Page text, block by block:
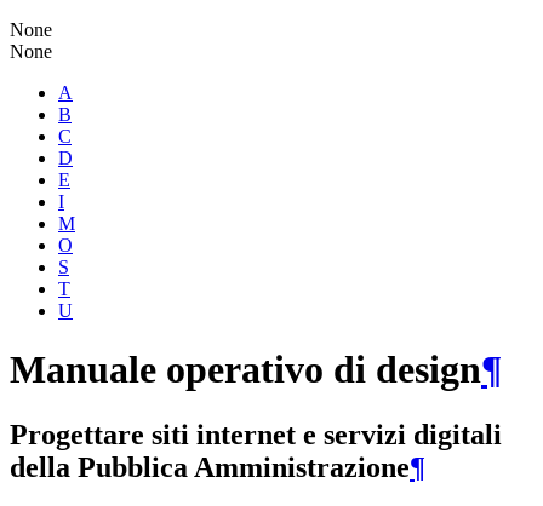
None
None
A
B
C
D
E
I
M
O
S
T
U
Manuale operativo di design¶
Progettare siti internet e servizi digitali
della Pubblica Amministrazione¶